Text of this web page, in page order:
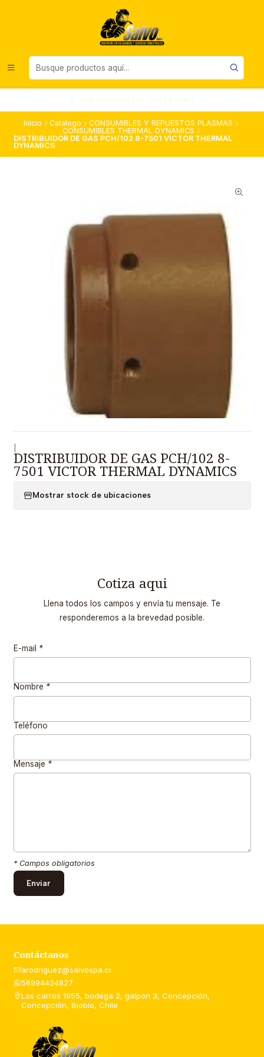
Inicio Catalogo
CONSUMIBLES Y REPUESTOS PLASMAS
CONSUMIBLES THERMAL DYNAMICS
DISTRIBUIDOR DE GAS PCH/102 8-7501 VICTOR THERMAL
DYNAMICS
DISTRIBUIDOR DE GAS PCH/102 8-
7501 VICTOR THERMAL DYNAMICS
Mostrar stock de ubicaciones
Cotiza aqui
Llena todos los campos y envía tu mensaje. Te
responderemos a la brevedad posible.
E-mail *
Nombre *
Teléfono
Mensaje *
* Campos obligatorios
Contáctanos
arodriguez@salvospa.cl
56994424827
Los carros 1955, bodega 2, galpon 3, Concepción,
Concepción, Biobío, Chile